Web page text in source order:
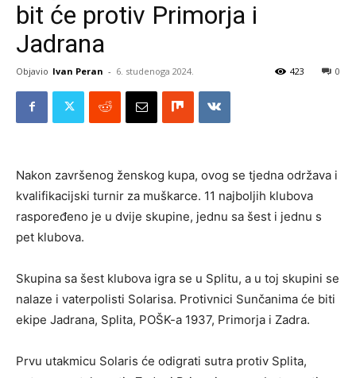
bit će protiv Primorja i
Jadrana
Objavio Ivan Peran - 6. studenoga 2024. 0
423
Nakon završenog ženskog kupa, ovog se tjedna održava i
kvalifikacijski turnir za muškarce. 11 najboljih klubova
raspoređeno je u dvije skupine, jednu sa šest i jednu s
pet klubova.
Skupina sa šest klubova igra se u Splitu, a u toj skupini se
nalaze i vaterpolisti Solarisa. Protivnici Sunčanima će biti
ekipe Jadrana, Splita, POŠK-a 1937, Primorja i Zadra.
Prvu utakmicu Solaris će odigrati sutra protiv Splita,